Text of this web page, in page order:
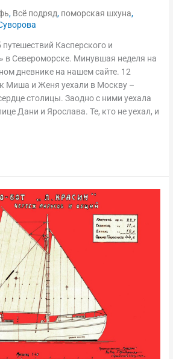
, Всё подряд, поморская шхуна,
Касперского и
в Североморске. Минувшая неделя на
дневнике на нашем сайте. 12
Миша и Женя уехали в Москву –
столицы. Заодно с ними уехала
Дани и Ярослава. Те, кто не уехал, и